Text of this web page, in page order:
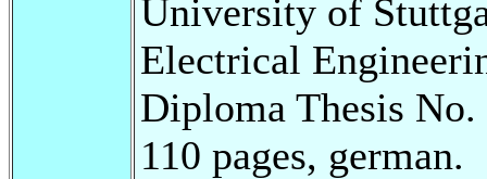
University of
Electrical
Diploma Thesis
110 pages, german.